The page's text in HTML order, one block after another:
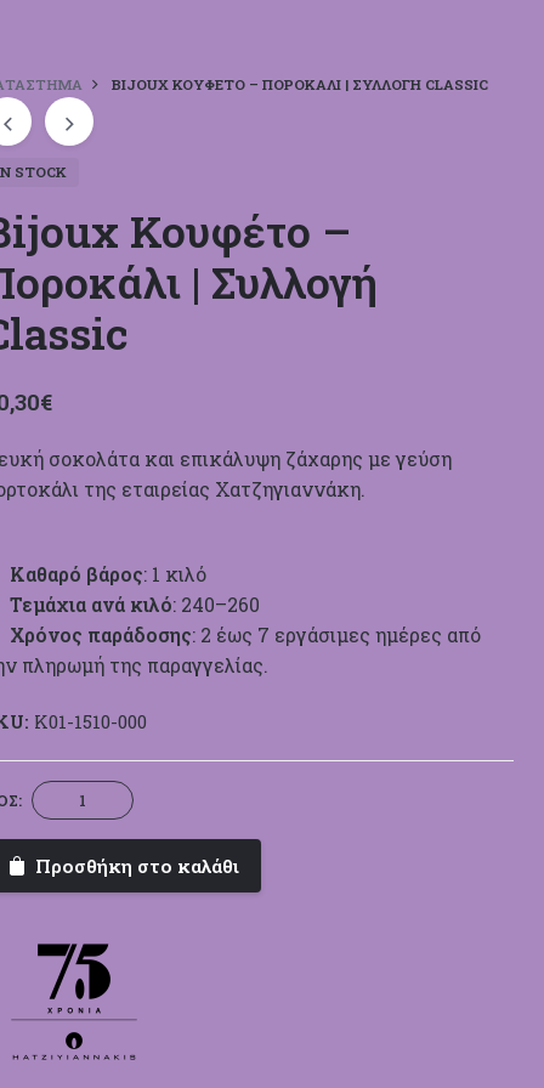
BIJOUX ΚΟΥΦΈΤΟ – ΠΟΡΟΚΆΛΙ | ΣΥΛΛΟΓΉ CLASSIC
STOCK
Κουφέτο –
| Συλλογή
€
σοκολάτα και επικάλυψη ζάχαρης με γεύση
της εταιρείας Χατζηγιαννάκη.
Καθαρό βάρος: 1 κιλό
Τεμάχια ανά κιλό: 240–260
Χρόνος παράδοσης: 2 έως 7 εργάσιμες ημέρες από
πληρωμή της παραγγελίας.
K01-1510-000
Bijoux
Κουφέτο
-
Ποροκάλι
Συλλογή
Classic
ποσότητα
Προσθήκη στο καλάθι